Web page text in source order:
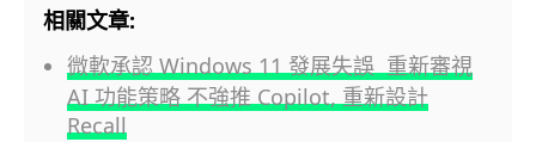
相關文章:
微軟承認 Windows 11 發展失誤 重新審視
AI 功能策略 不強推 Copilot, 重新設計
Recall